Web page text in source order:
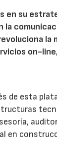
en su
la
la
on-
de esta
en